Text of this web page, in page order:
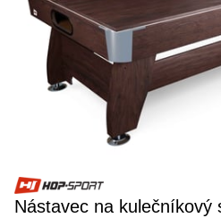
Nástavec na kulečníkový